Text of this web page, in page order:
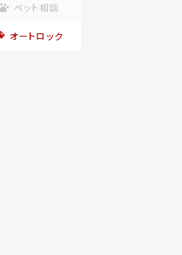
ペット相談
オートロック